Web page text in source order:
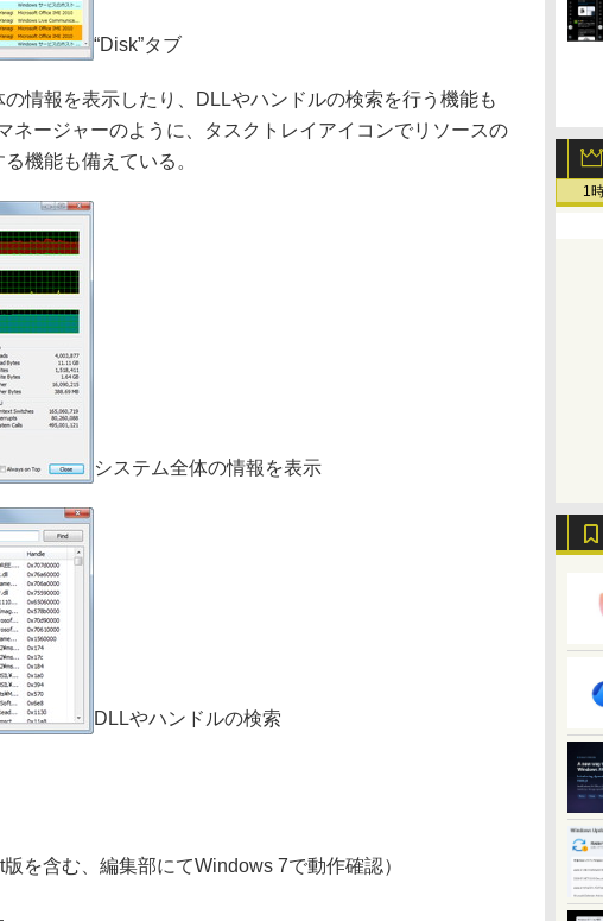
1
“Disk”タブ
情報を表示したり、DLLやハンドルの検索を行う機能も
ネージャーのように、タスクトレイアイコンでリソースの
機能も備えている。
システム全体の情報を表示
DLLやハンドルの検索
を含む、編集部にてWindows 7で動作確認）